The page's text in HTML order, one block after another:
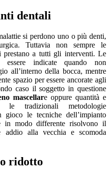
dentali
si perdono uno o più denti,
Tuttavia non sempre le
prestano a tutti gli interventi. Le
indicate quando non
all’interno della bocca, mentre
spazio per essere ancorate agli
caso il soggetto in questione
mascellare oppure quantità e
le tradizionali metodologie
le tecniche dell’impianto
modo differente risolvono il
alla vecchia e scomoda
ridotto